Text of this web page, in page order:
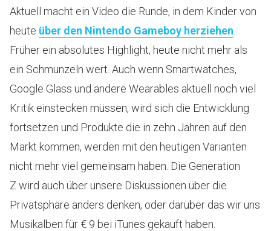
Aktuell macht ein Video die Runde, in dem Kinder von
heute über den Nintendo Gameboy herziehen
Früher ein absolutes Highlight, heute nicht mehr als
ein Schmunzeln wert. Auch wenn Smartwatches,
Google Glass und andere Wearables aktuell noch viel
Kritik einstecken müssen, wird sich die Entwicklung
fortsetzen und Produkte die in zehn Jahren auf den
Markt kommen, werden mit den heutigen Varianten
nicht mehr viel gemeinsam haben. Die Generation
Z wird auch über unsere Diskussionen über die
Privatsphäre anders denken, oder darüber das wir uns
Musikalben für € 9 bei iTunes gekauft haben.